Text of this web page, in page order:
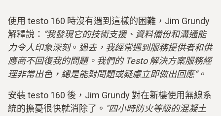
使用 testo 160 時沒有遇到這樣的困難，Jim Grundy
解釋說： ”我發現它的技術支援、資料備份和溝通能
力令人印象深刻。 過去，我經常遇到服務提供者和供
應商不回復我的問題。我們的 Testo 解決方案服務經
理非常出色，總是能對問題或疑慮立即做出回應“。
安裝 testo 160 後，Jim Grundy 對在新樓使用無線系
統的擔憂很快就消除了。 "四小時防火等級的混凝土